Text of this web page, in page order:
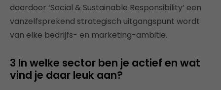
daardoor ‘Social & Sustainable Responsibility’ een
vanzelfsprekend strategisch uitgangspunt wordt
van elke bedrijfs- en marketing-ambitie.
3 In welke sector ben je actief en wat
vind je daar leuk aan?